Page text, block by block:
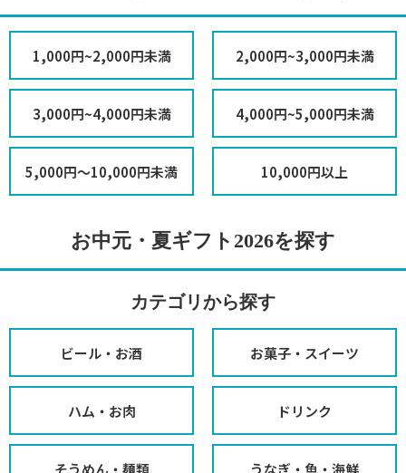
1,000円~2,000円未満 2,000円~3,000円未満
3,000円~4,000円未満 4,000円~5,000円未満
5,000円～10,000円未満 10,000円以上
お中元・夏ギフト2026を探す
カテゴリから探す
ビール・お酒 お菓子・スイーツ
ハム・お肉 ドリンク
そうめん・麺類 うなぎ・魚・海鮮